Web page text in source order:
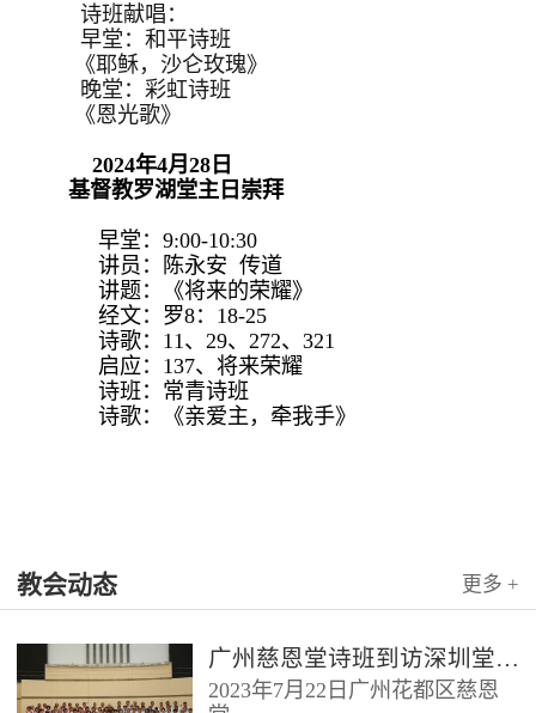
诗班献唱：
早堂：和平诗班
《耶稣，沙仑玫瑰》
晚堂：彩虹诗班
《恩光歌》
2024年4月28日
基督教罗湖堂主日崇拜
早堂：9:00-10:30
讲员：陈永安 传道
讲题：《将来的荣耀》
经文：罗8：18-25
诗歌：11、29、272、321
启应：137、将来荣耀
诗班：常青诗班
诗歌：《亲爱主，牵我手》
教会动态 更多 +
广州慈恩堂诗班到访深圳堂、和平堂
2023年7月22日广州花都区慈恩